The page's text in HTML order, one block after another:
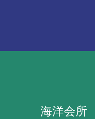
海洋会所